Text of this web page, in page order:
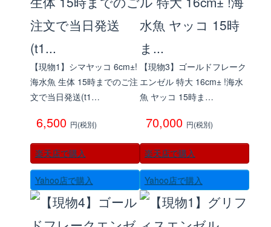
【現物1】シマヤッコ 6cm±!
海水魚 生体 15時までのご注
文で当日発送(t1…
6,500 円(税別)
楽天店で購入
Yahoo店で購入
【現物3】ゴールドフレーク
エンゼル 特大 16cm± !海水
魚 ヤッコ 15時ま…
70,000 円(税別)
楽天店で購入
Yahoo店で購入